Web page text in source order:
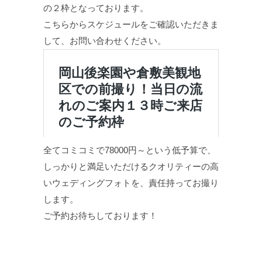
の２枠となっております。
こちらからスケジュールをご確認いただきま
して、お問い合わせください。
全てコミコミで78000円～という低予算で、
しっかりと満足いただけるクオリティーの高
いウェディングフォトを、責任持ってお撮り
します。
ご予約お待ちしております！